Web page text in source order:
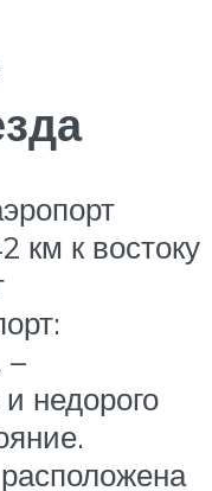
км к востоку
–
недорого